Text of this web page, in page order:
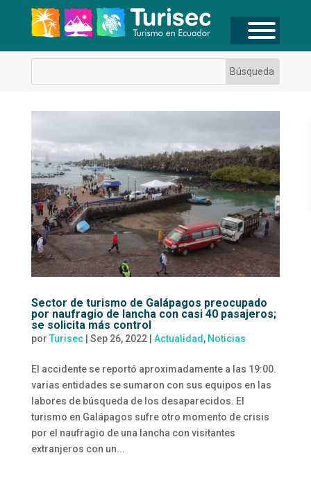
Sector de turismo de Galápagos preocupado
por naufragio de lancha con casi 40 pasajeros;
se solicita más control
por Turisec| Sep 26, 2022| Actualidad , Noticias
El accidente se reportó aproximadamente a las 19:00.
varias entidades se sumaron con sus equipos en las
labores de búsqueda de los desaparecidos. El
turismo en Galápagos sufre otro momento de crisis
por el naufragio de una lancha con visitantes
extranjeros con un...